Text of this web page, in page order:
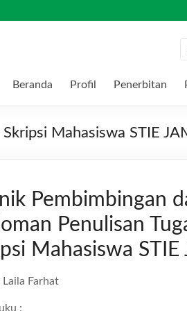
Beranda Profil Penerbitan
Mahasiswa STIE
Pembimbingan
Penulisan
Mahasiswa STIE
Laila Farhat
: